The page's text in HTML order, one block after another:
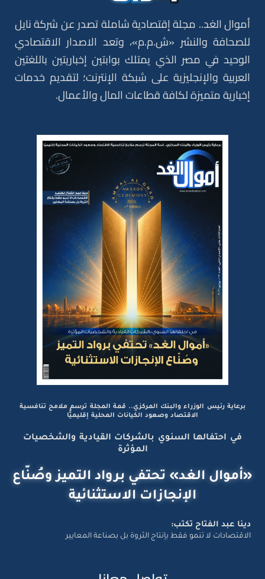
أموال الغد.. مجلة إقتصادية شاملة تصدر عن شركة نايل
للصحافة والنشر «ش.م.م»، وتعد الاصدار الاقتصادي
الوحيد في مصر الذي يمتلك بوابتين إخباريتين باللغتين
العربية والإنجليزية على شبكة الإنترنت؛ لتقديم خدمات
إخبارية متميزة لكافة قطاعات المال والأعمال.
برعاية رئيس الوزراء والبنك المركزي.. قمة المجلة ترسم ملامح تنافسية
الاقتصاد وصعود الكيانات المحلية إقليميًّا
في احتفالها السنوي بالشركات القيادية والشخصيات
المؤثرة
«أموال الغد» تحتفي برواد التميز وصُنّاع
الإنجازات الاستثنائية
دينا عبد الفتاح تكتب:
الاقتصادات لا تنمو فقط بإنتاج الثروة بل بصناعة المعايير